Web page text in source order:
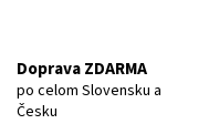
Doprava ZDARMA
po celom Slovensku a
Česku